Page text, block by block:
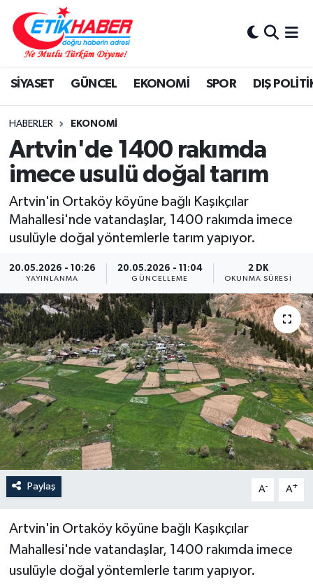
SİYASET GÜNCEL EKONOMİ SPOR DIŞ
HABERLER EKONOMİ
Artvin'de 1400 rakımda
imece usulü doğal tarım
Artvin'in Ortaköy köyüne bağlı Kaşıkçılar
Mahallesi'nde vatandaşlar, 1400 rakımda imece
usulüyle doğal yöntemlerle tarım yapıyor.
20.05.2026 - 10:26
YAYINLANMA
20.05.2026 - 11:04
GÜNCELLEME
2 DK
OKUNMA SÜRESI
Paylaş A- A+
Artvin'in Ortaköy köyüne bağlı Kaşıkçılar
Mahallesi'nde vatandaşlar, 1400 rakımda imece
usulüyle doğal yöntemlerle tarım yapıyor.
BİLİM-TEKNOLOJİ
DIŞ POLİTİKA
DÜNYA
EĞİTİM GENÇLİK
EKONOMİ
KÖŞE YAZILARI
KÜLTÜR-SANAT-MAGAZİN
MEDYA
ÖZEL HABER
RÖPORTAJLAR
SAĞLIK
SİYASET
GÜNCEL
YAŞAM
Nöbetçi Eczaneler
Hava Durumu
İstanbul Namaz Vakitleri
Trafik Durumu
Süper Lig Puan Durumu ve Fikstür
Tüm Manşetler
Son Dakika Haberleri
Haber Arşivi